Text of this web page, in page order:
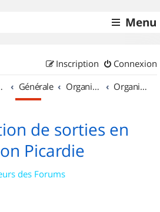
Menu
Connexion
Inscription
Générale Organisation de sorties & Recherche de partenaires Organisation de sorties en région Picardie
de sorties en
Picardie
des Forums